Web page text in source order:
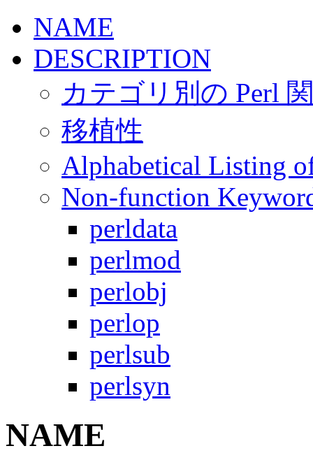
NAME
DESCRIPTION
カテゴリ別の Perl
移植性
Alphabetical Listing
Non-function
perldata
perlmod
perlobj
perlop
perlsub
perlsyn
NAME